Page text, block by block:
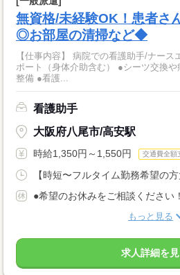
無資格/未経験OK！患者さ
◎お部屋の清掃など◆
【仕事内容】 病院での看護助手/ナースエイド業務 ●
ポート（身体介助含む） ●シーツ交換
整備 ●看護...
看護助手
大阪府八尾市/高安駅
時給1,350円～1,550円 交通費全額
【時短〜フルタイム勤務希望の方
●希望のお休みをご相談ください
もっと見る
求人詳細を